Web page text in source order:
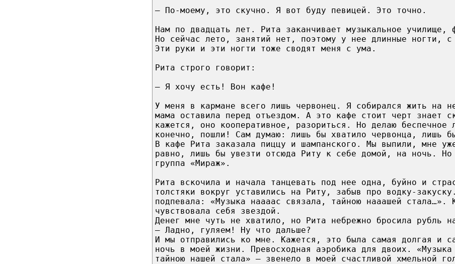
– По-моему, это скучно. Я вот буду певицей. Это точно.
Нам по двадцать лет. Рита заканчивает музыкальное училище,
Но сейчас лето, занятий нет, поэтому у нее длинные ногти, с
Эти руки и эти ногти тоже сводят меня с ума.
Рита строго говорит:
– Я хочу есть! Вон кафе!
У меня в кармане всего лишь червонец. Я собирался жить на
мама оставила перед отъездом. А это кафе стоит черт знает
кажется, оно кооперативное, разориться. Но делаю беспечное
конечно, пошли! Сам думаю: лишь бы хватило червонца, лишь
В кафе Рита заказала пиццу и шампанского. Мы выпили, мне
равно, лишь бы увезти отсюда Риту к себе домой, на ночь. Но
группа «Мираж».
Рита вскочила и начала танцевать под нее одна, буйно и
толстяки вокруг уставились на Риту, забыв про водку-
подпевала: «Музыка наааас связала, тайною нааашей стала…».
чувствовала себя звездой.
Денег мне чуть не хватило, но Рита небрежно бросила рубль
– Ладно, гуляем! Ну что дальше?
И мы отправились ко мне. Кажется, это была самая долгая и
ночь в моей жизни. Превосходная аэробика для двоих.
тайною нашей стала» – звенело в моей счастливой хмельной